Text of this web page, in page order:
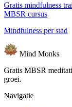
Gratis mindfulness
MBSR cursus
Mindfulness per stad
Mind Monks
Gratis MBSR
groei.
Navigatie